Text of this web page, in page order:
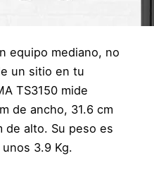
equipo mediano, no
un sitio en tu
TS3150 mide
de ancho, 31.6 cm
de alto. Su peso es
3.9 Kg.